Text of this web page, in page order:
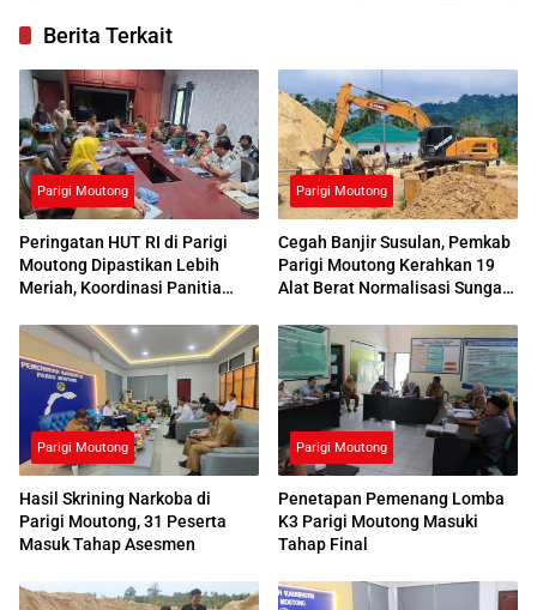
Berita Terkait
Parigi Moutong
Peringatan HUT RI di Parigi
Moutong Dipastikan Lebih
Meriah, Koordinasi Panitia
Parigi Moutong
Cegah Banjir Susulan, Pemkab
Parigi Moutong Kerahkan 19
Alat Berat Normalisasi Sungai
Parigi Moutong
Hasil Skrining Narkoba di
Parigi Moutong, 31 Peserta
Masuk Tahap Asesmen
Parigi Moutong
Penetapan Pemenang Lomba
K3 Parigi Moutong Masuki
Tahap Final